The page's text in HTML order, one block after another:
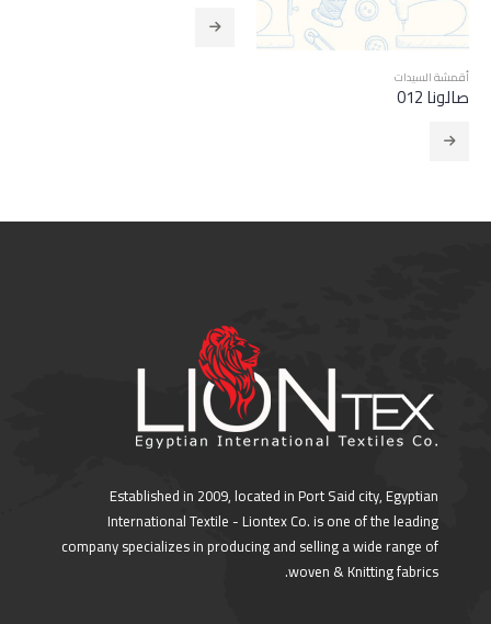
Established in 2009, located in Port Said city, Egyptian
International Textile - Liontex Co. is one of the leading
company specializes in producing and selling a wide range of
woven & Knitting fabrics.